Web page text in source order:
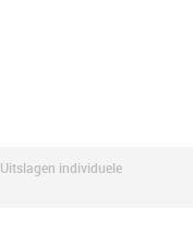
Uitslagen individuele